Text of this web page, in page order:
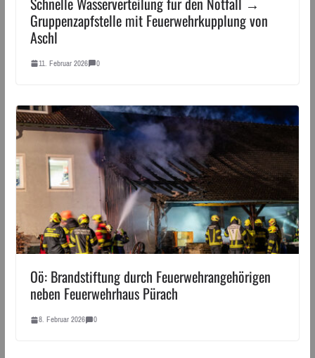
Gruppenzapfstelle mit Feuerwehrkupplung von
Aschl
11. Februar 2026 0
Oö: Brandstiftung durch Feuerwehrangehörigen
neben Feuerwehrhaus Pürach
8. Februar 2026 0